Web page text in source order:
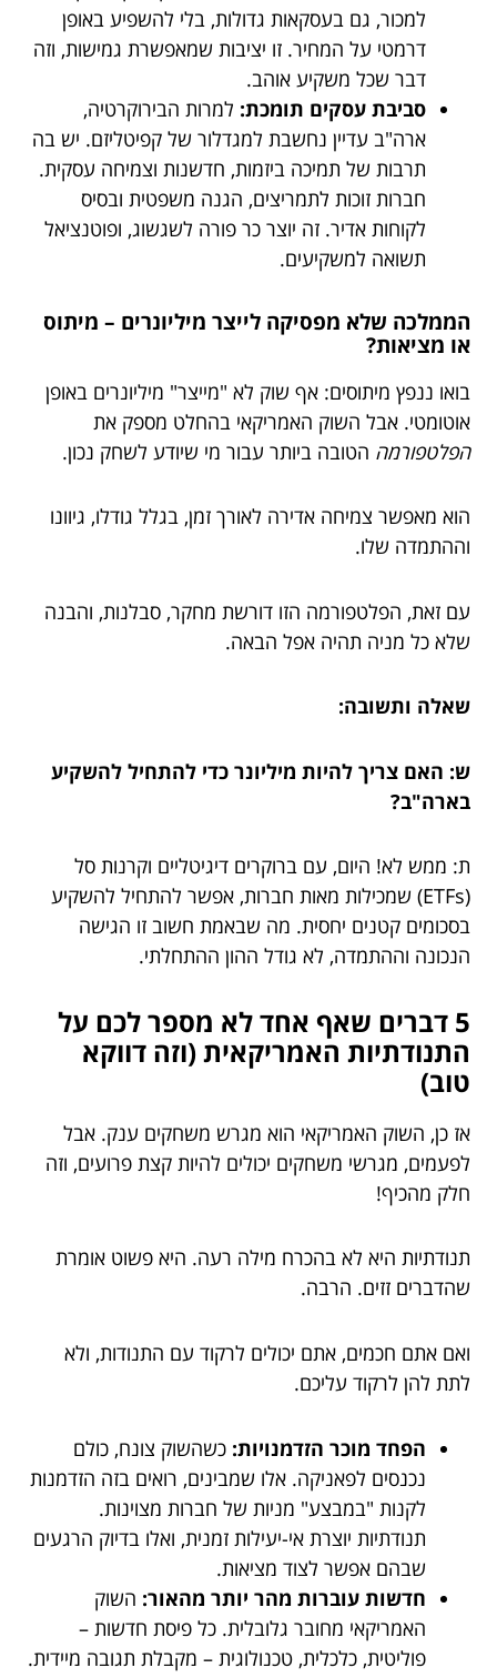
למכור, גם בעסקאות גדולות, בלי להשפיע באופן
דרמטי על המחיר. זו יציבות שמאפשרת גמישות, וזה
דבר שכל משקיע אוהב.
סביבת עסקים תומכת: למרות הבירוקרטיה,
ארה"ב עדיין נחשבת למגדלור של קפיטליזם. יש בה
תרבות של תמיכה ביזמות, חדשנות וצמיחה עסקית.
חברות זוכות לתמריצים, הגנה משפטית ובסיס
לקוחות אדיר. זה יוצר כר פורה לשגשוג, ופוטנציאל
תשואה למשקיעים.
הממלכה שלא מפסיקה לייצר מיליונרים – מיתוס
או מציאות?
בואו ננפץ מיתוסים: אף שוק לא "מייצר" מיליונרים באופן
אוטומטי. אבל השוק האמריקאי בהחלט מספק את
הפלטפורמה הטובה ביותר עבור מי שיודע לשחק נכון.
הוא מאפשר צמיחה אדירה לאורך זמן, בגלל גודלו, גיוונו
וההתמדה שלו.
עם זאת, הפלטפורמה הזו דורשת מחקר, סבלנות, והבנה
שלא כל מניה תהיה אפל הבאה.
שאלה ותשובה:
ש: האם צריך להיות מיליונר כדי להתחיל להשקיע
בארה"ב?
ת: ממש לא! היום, עם ברוקרים דיגיטליים וקרנות סל
(ETFs) שמכילות מאות חברות, אפשר להתחיל להשקיע
בסכומים קטנים יחסית. מה שבאמת חשוב זו הגישה
הנכונה וההתמדה, לא גודל ההון ההתחלתי.
5 דברים שאף אחד לא מספר לכם על
התנודתיות האמריקאית (וזה דווקא
טוב)
אז כן, השוק האמריקאי הוא מגרש משחקים ענק. אבל
לפעמים, מגרשי משחקים יכולים להיות קצת פרועים, וזה
חלק מהכיף!
תנודתיות היא לא בהכרח מילה רעה. היא פשוט אומרת
שהדברים זזים. הרבה.
ואם אתם חכמים, אתם יכולים לרקוד עם התנודות, ולא
לתת להן לרקוד עליכם.
הפחד מוכר הזדמנויות: כשהשוק צונח, כולם
נכנסים לפאניקה. אלו שמבינים, רואים בזה הזדמנות
לקנות "במבצע" מניות של חברות מצוינות.
תנודתיות יוצרת אי-יעילות זמנית, ואלו בדיוק הרגעים
שבהם אפשר לצוד מציאות.
חדשות עוברות מהר יותר מהאור: השוק
האמריקאי מחובר גלובלית. כל פיסת חדשות –
פוליטית, כלכלית, טכנולוגית – מקבלת תגובה מיידית.